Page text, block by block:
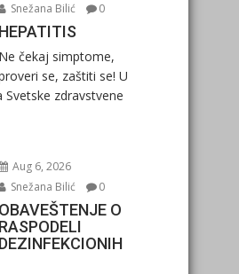
Snežana Bilić
0
HEPATITIS
Ne čekaj simptome,
se, zaštiti se! U
zdravstvene
Aug 6, 2026
Snežana Bilić
0
OBAVEŠTENJE O
RASPODELI
DEZINFEKCIONIH